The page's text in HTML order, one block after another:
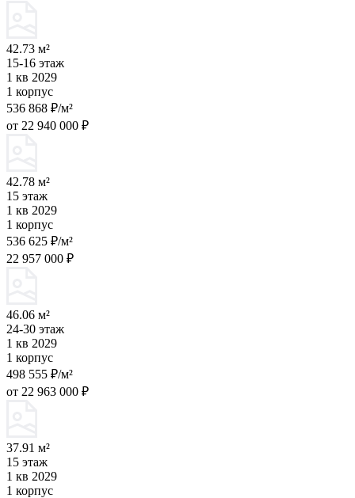
42.73 м²
15-16 этаж
1 кв 2029
1 корпус
536 868 ₽/м²
от 22 940 000 ₽
42.78 м²
15 этаж
1 кв 2029
1 корпус
536 625 ₽/м²
22 957 000 ₽
46.06 м²
24-30 этаж
1 кв 2029
1 корпус
498 555 ₽/м²
от 22 963 000 ₽
37.91 м²
15 этаж
1 кв 2029
1 корпус